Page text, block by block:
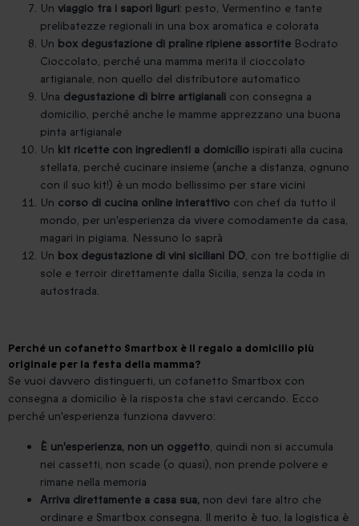
Un viaggio tra i sapori liguri: pesto, Vermentino e tante
prelibatezze regionali in una box aromatica e colorata
Un box degustazione di praline ripiene assortite Bodrato
Cioccolato, perché una mamma merita il cioccolato
artigianale, non quello del distributore automatico
Una degustazione di birre artigianali con consegna a
domicilio, perché anche le mamme apprezzano una buona
pinta artigianale
Un kit ricette con ingredienti a domicilio ispirati alla cucina
stellata, perché cucinare insieme (anche a distanza, ognuno
con il suo kit!) è un modo bellissimo per stare vicini
Un corso di cucina online interattivo con chef da tutto il
mondo, per un'esperienza da vivere comodamente da casa,
magari in pigiama. Nessuno lo saprà
Un box degustazione di vini siciliani DO, con tre bottiglie di
sole e terroir direttamente dalla Sicilia, senza la coda in
autostrada.
Perché un cofanetto Smartbox è il regalo a domicilio più
originale per la festa della mamma?
Se vuoi davvero distinguerti, un cofanetto Smartbox con
consegna a domicilio è la risposta che stavi cercando. Ecco
perché un'esperienza funziona davvero:
È un'esperienza, non un oggetto, quindi non si accumula
nei cassetti, non scade (o quasi), non prende polvere e
rimane nella memoria
Arriva direttamente a casa sua, non devi fare altro che
ordinare e Smartbox consegna. Il merito è tuo, la logistica è